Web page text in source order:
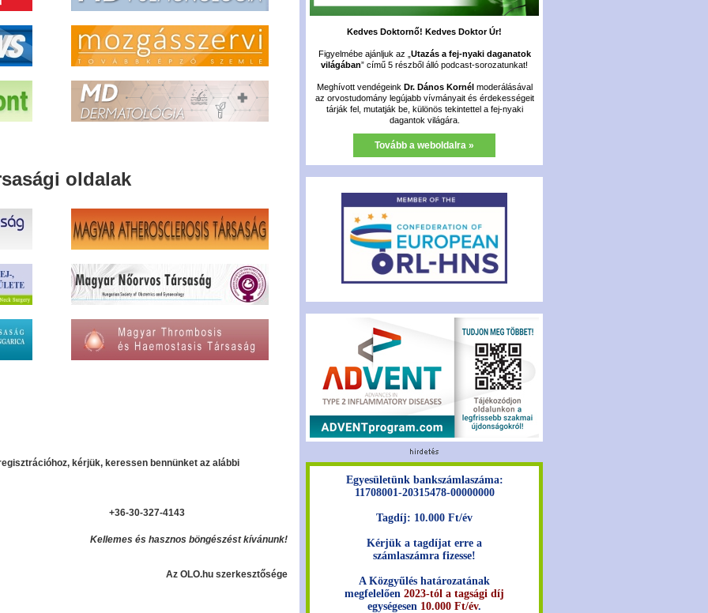
oldalak
kérjük, keressen bennünket az alábbi
+36-30-327-4143
Kellemes és hasznos böngészést kívánunk!
Az OLO.hu szerkesztősége
Kedves Doktornő! Kedves Doktor Úr!
Figyelmébe ajánljuk az „ Utazás a fej-nyaki daganatok
világában” című 5 részből álló podcast-sorozatunkat!
Meghívott vendégeink Dr. Dános Kornélmoderálásával
az orvostudomány legújabb vívmányait és érdekességeit
tárják fel, mutatják be, különös tekintettel a fej-nyaki
dagantok világára.
Tovább a weboldalra »
Egyesületünk bankszámlaszáma:
11708001-20315478-00000000
Tagdíj: 10.000 Ft/év
Kérjük a tagdíjat erre a
számlaszámra fizesse!
A Közgyűlés határozatának
megfelelően2023-tól a tagsági díj
egységesen 10.000 Ft/év.